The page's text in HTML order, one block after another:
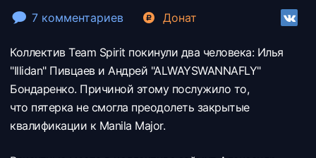
7 комментариев Донат
Коллектив Team Spirit покинули два человека: Илья
"Illidan" Пивцаев и Андрей "ALWAYSWANNAFLY"
Бондаренко. Причиной этому послужило то,
что пятерка не смогла преодолеть закрытые
квалификации к Manila Major.